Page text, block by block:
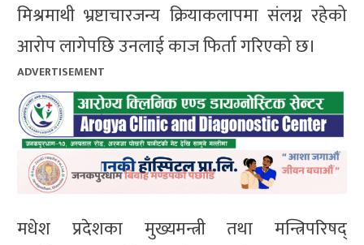
मिश्रमाथी भ्रष्टाचारजन्य क्रियाकलापमा संलग्न रहेको
आरोप लागेपछि उनलाई काज फिर्ता गरिएको छ।
ADVERTISEMENT
मधेश प्रदेशका मुख्यमन्त्री तथा मन्त्रिपरिषद्